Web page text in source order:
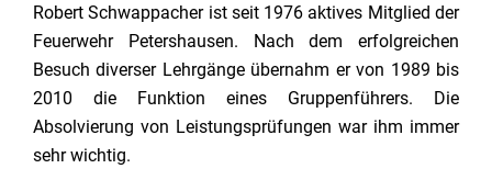
Robert Schwappacher ist seit 1976 aktives Mitglied der
Feuerwehr Petershausen. Nach dem erfolgreichen
Besuch diverser Lehrgänge übernahm er von 1989 bis
2010 die Funktion eines Gruppenführers. Die
Absolvierung von Leistungsprüfungen war ihm immer
sehr wichtig.